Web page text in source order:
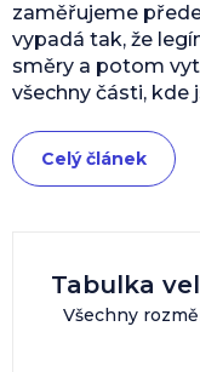
Tabulka
Všechny
zaměřujeme
vypadá tak, že
směry a potom
všechny části, kde
Celý článek